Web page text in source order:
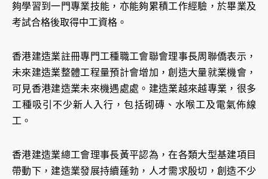
夠學習到一門專業技能，亦能夠累積工作經驗，於畢業及
考試合格後取得中工資格。
香港建造業註冊專門工種職工會聯會理事長周聯僑表示，
未來建造業整體工程量預計會增加，創造大量就業機會，
可見香港建造業未來機遇處處。建造業越來越專業，很多
工種吸引不少新人入行，包括砌磚、水喉工及電氣佈線
工。
香港建造業總工會理事長黃平認為，在各類大型基建項目
帶動下，建造業發展持續蓬勃，人才需求殷切，創造不少